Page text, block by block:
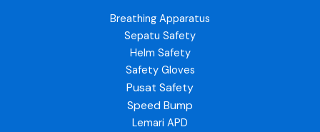
Breathing Apparatus
Sepatu Safety
Helm Safety
Safety Gloves
Pusat Safety
Speed Bump
Lemari APD